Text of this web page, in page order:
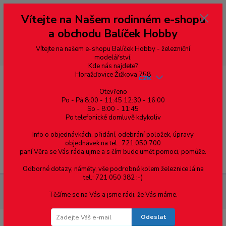
--- pro zákazníky ze Slovenska a jiných zemí, pokud chcete platit v eurech
přepněte si e-shop na euro 💶 pro přepočet měny - pravý horní roh ---
dobírky – pokud si z nějakého důvodu zásilku nevyzvednete, bude po
domluvě zaslána znovu s opětovnou platbou za poštovné, v opačném
případě bude zrušena a účet přidán na blacklist a rušeny následující
objednávky.
Menu
CZK
úhel rozevření 8°, R 762 mm, d. 127 mm
Vítejte na Našem rodinném e-shopu
a obchodu Balíček Hobby
Vítejte na našem e-shopu Balíček Hobby - železniční
modelářství.
Kde nás najdete?
Horažďovice Žižkova 758
Otevřeno
Po - Pá 8:00 - 11:45 12:30 - 16:00
So - 8:00 - 11:45
Po telefonické domluvě kdykoliv
Info o objednávkách, přidání, odebrání položek, úpravy
objednávek na tel.: 721 050 700
paní Věra se Vás ráda ujme a s čím bude umět pomoci, pomůže.
Odborné dotazy, náměty, vše podrobné kolem železnice Já na
tel.: 721 050 382 :-)
Těšíme se na Vás a jsme rádi, že Vás máme.
Odeslat